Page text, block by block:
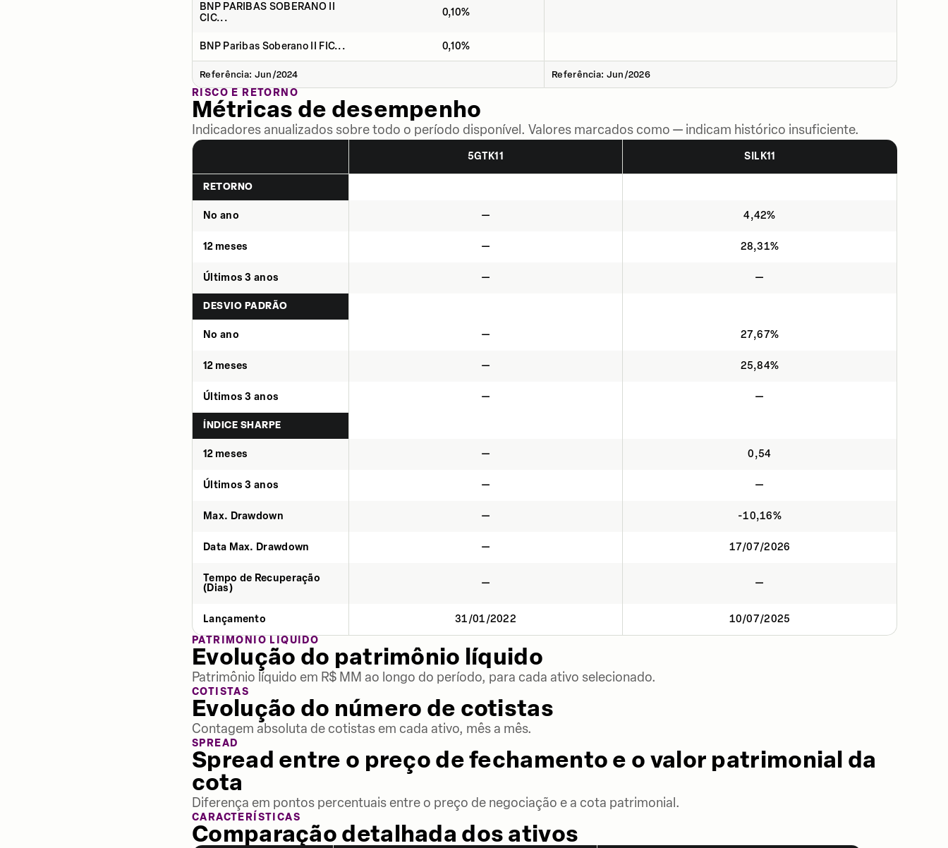
BNP PARIBAS SOBERANO II
CIC...
0,10%
BNP Paribas Soberano II FIC... 0,10%
Referência: Jun/2024 Referência: Jun/2026
RISCO E RETORNO
Métricas de desempenho
Indicadores anualizados sobre todo o período disponível. Valores marcados como — indicam histórico insuficiente.
5GTK11 SILK11
RETORNO
No ano — 4,42%
12 meses — 28,31%
Últimos 3 anos — —
DESVIO PADRÃO
No ano — 27,67%
12 meses — 25,84%
Últimos 3 anos — —
ÍNDICE SHARPE
12 meses — 0,54
Últimos 3 anos — —
Max. Drawdown — -10,16%
Data Max. Drawdown — 17/07/2026
Tempo de Recuperação
(Dias)
— —
Lançamento 31/01/2022
10/07/2025
PATRIMÔNIO LÍQUIDO
Evolução do patrimônio líquido
Patrimônio líquido em R$ MM ao longo do período, para cada ativo selecionado.
COTISTAS
Evolução do número de cotistas
Contagem absoluta de cotistas em cada ativo, mês a mês.
SPREAD
Spread entre o preço de fechamento e o valor patrimonial da
cota
Diferença em pontos percentuais entre o preço de negociação e a cota patrimonial.
CARACTERÍSTICAS
Comparação detalhada dos ativos